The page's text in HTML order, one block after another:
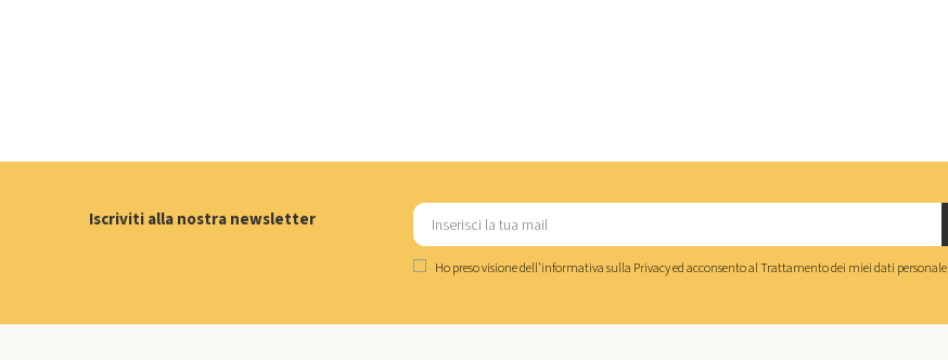
Iscriviti alla nostra newsletter
Ho preso visione dell'informativa sulla Privacyed acconsento alTrattamento dei miei dati personale